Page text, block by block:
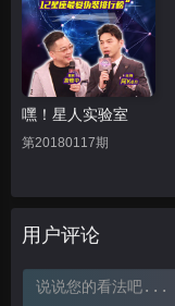
嘿！星人实验室
第20180117期
用户评论